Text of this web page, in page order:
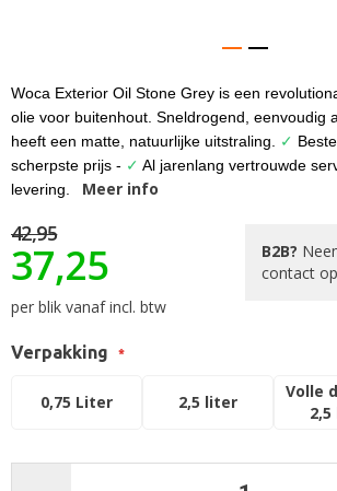
Ga
naar
het
begin
van
afbeeldingen-
gallerij
Woca Exterior Oil Stone Grey is een
olie voor buitenhout. Sneldrogend, eenvoudig
heeft een matte, natuurlijke uitstraling.
✓
scherpste prijs - ✓ Al jarenlang vertrouwde
levering.
Meer info
42,95
37,25
per blik vanaf incl. btw
B2B?
contact op
Verpakking
0,75 Liter 2,5 liter
Volle